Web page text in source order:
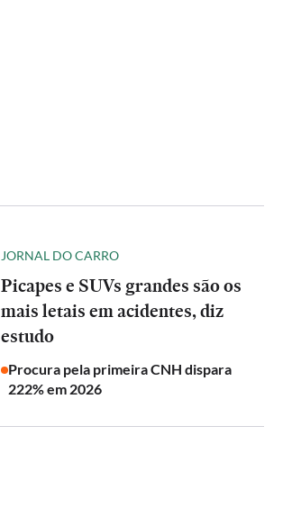
JORNAL DO CARRO
Picapes e SUVs grandes são os
mais letais em acidentes, diz
estudo
Procura pela primeira CNH dispara
222% em 2026